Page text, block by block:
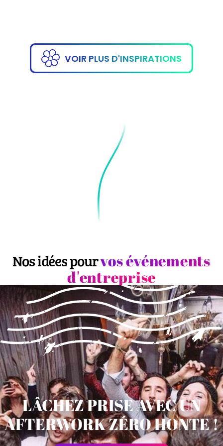
VOIR PLUS D'INSPIRATIONS
Nos idées pourvos événements
d'entreprise
LÂCHEZ PRISE AVEC UN
AFTERWORK ZÉRO HONTE !